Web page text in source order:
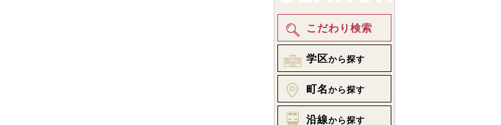
こだわり検索
学区から探す
町名から探す
沿線から探す